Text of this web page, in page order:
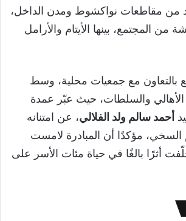
من مقاطعات نواكشوط ومدن الداخل،
المجتمع، بينها الأيتام والأرامل
بالتعاون مع جمعيات محلية، وسط
والسلطات، حيث عبّر عمدة
أحمد سالم ولد الفلالي، عن امتنانه
السخي، مؤكدًا أن المبادرة لامست
أثرًا بالغًا في حياة مئات الأسر على